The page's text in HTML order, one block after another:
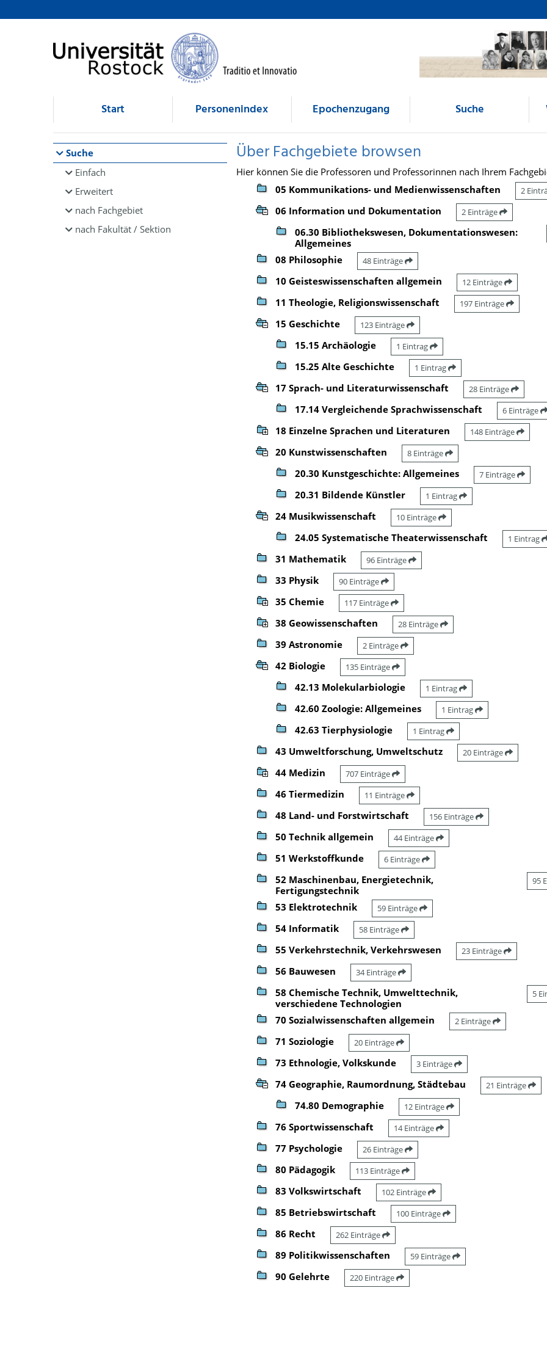
Browsen
direkt zum Inhalt
Start Personenindex Epochenzugang Suche
Suche
Einfach
Erweitert
nach Fachgebiet
nach Fakultät / Sektion
Über Fachgebiete browsen
Hier können Sie die Professoren und Professorinnen nach Ihrem
05 Kommunikations- und Medienwissenschaften
2
06 Information und Dokumentation 2 Einträge
06.30 Bibliothekswesen, Dokumentationswesen:
Allgemeines
08 Philosophie 48 Einträge
10 Geisteswissenschaften allgemein 12 Einträge
11 Theologie, Religionswissenschaft 197 Einträge
15 Geschichte 123 Einträge
15.15 Archäologie 1 Eintrag
15.25 Alte Geschichte 1 Eintrag
17 Sprach- und Literaturwissenschaft 28 Einträge
17.14 Vergleichende Sprachwissenschaft 6 Einträge
18 Einzelne Sprachen und Literaturen 148 Einträge
20 Kunstwissenschaften 8 Einträge
20.30 Kunstgeschichte: Allgemeines 7 Einträge
20.31 Bildende Künstler 1 Eintrag
24 Musikwissenschaft 10 Einträge
24.05 Systematische Theaterwissenschaft 1 Eintrag
31 Mathematik 96 Einträge
33 Physik 90 Einträge
35 Chemie 117 Einträge
38 Geowissenschaften 28 Einträge
39 Astronomie 2 Einträge
42 Biologie 135 Einträge
42.13 Molekularbiologie 1 Eintrag
42.60 Zoologie: Allgemeines 1 Eintrag
42.63 Tierphysiologie 1 Eintrag
43 Umweltforschung, Umweltschutz 20 Einträge
44 Medizin 707 Einträge
46 Tiermedizin 11 Einträge
48 Land- und Forstwirtschaft 156 Einträge
50 Technik allgemein 44 Einträge
51 Werkstoffkunde 6 Einträge
52 Maschinenbau, Energietechnik,
Fertigungstechnik
95
53 Elektrotechnik 59 Einträge
54 Informatik 58 Einträge
55 Verkehrstechnik, Verkehrswesen 23 Einträge
56 Bauwesen 34 Einträge
58 Chemische Technik, Umwelttechnik,
verschiedene Technologien
5
70 Sozialwissenschaften allgemein 2 Einträge
71 Soziologie 20 Einträge
73 Ethnologie, Volkskunde 3 Einträge
74 Geographie, Raumordnung, Städtebau 21 Einträge
74.80 Demographie 12 Einträge
76 Sportwissenschaft 14 Einträge
77 Psychologie 26 Einträge
80 Pädagogik 113 Einträge
83 Volkswirtschaft 102 Einträge
85 Betriebswirtschaft 100 Einträge
86 Recht 262 Einträge
89 Politikwissenschaften 59 Einträge
90 Gelehrte 220 Einträge